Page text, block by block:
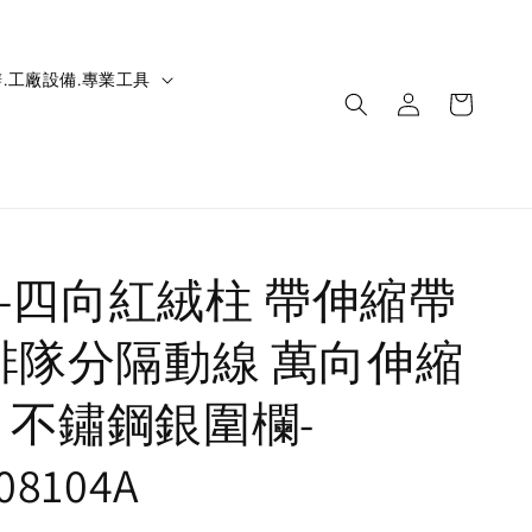
工廠設備.專業工具
四向紅絨柱 帶伸縮帶
隊分隔動線 萬向伸縮
鏽鋼銀圍欄-